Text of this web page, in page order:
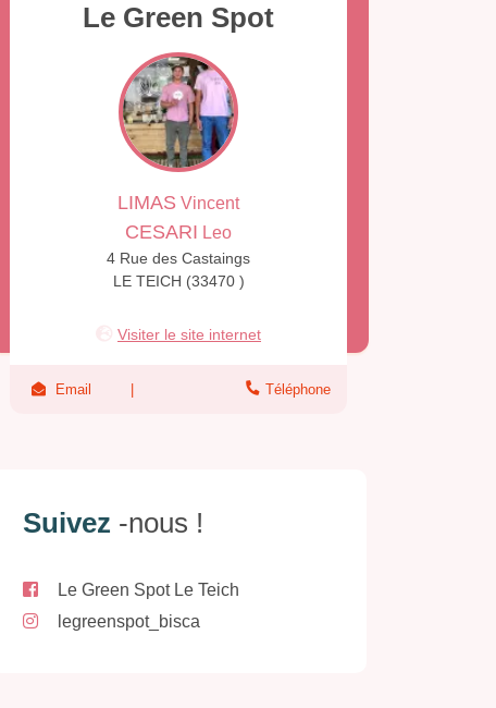
Le Green Spot
LIMAS Vincent
CESARI Leo
4 Rue des Castaings
LE TEICH (33470 )
Visiter le site internet
Email Téléphone
Suivez -nous !
Le Green Spot Le Teich
legreenspot_bisca